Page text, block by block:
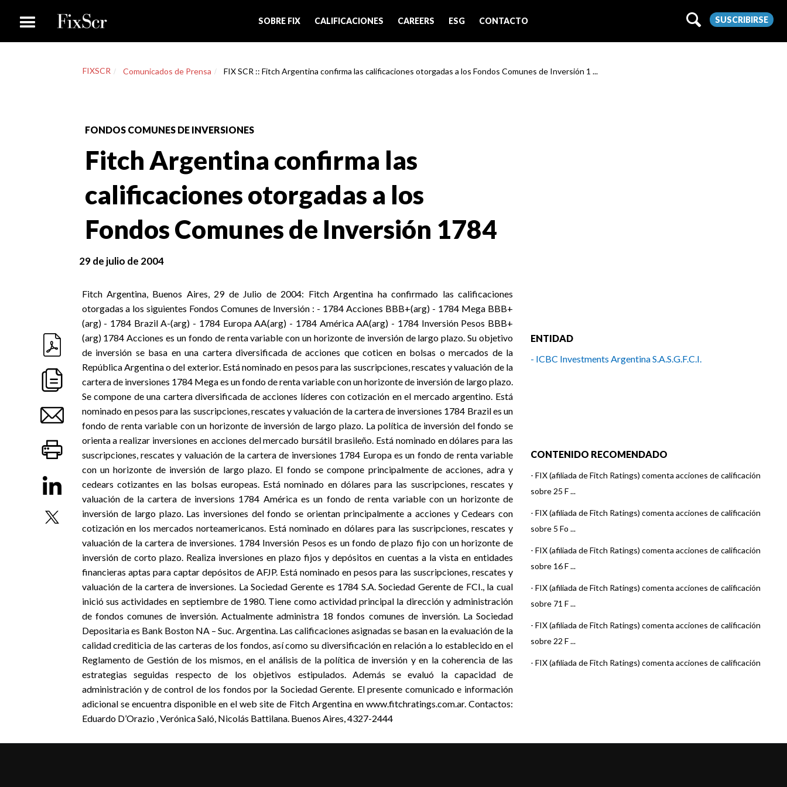
SOBRE FIX CALIFICACIONES CAREERS ESG CONTACTO SUSCRIBIRSE
FIXSCR Comunicados de Prensa FIX SCR :: Fitch Argentina confirma las calificaciones otorgadas a los Fondos Comunes de Inversión 1 ...
FONDOS COMUNES DE INVERSIONES
Fitch Argentina confirma las
calificaciones otorgadas a los
Fondos Comunes de Inversión 1784
29 de julio de 2004
Fitch Argentina, Buenos Aires, 29 de Julio de 2004: Fitch Argentina ha confirmado las calificaciones
otorgadas a los siguientes Fondos Comunes de Inversión : - 1784 Acciones BBB+(arg) - 1784 Mega BBB+
(arg) - 1784 Brazil A-(arg) - 1784 Europa AA(arg) - 1784 América AA(arg) - 1784 Inversión Pesos BBB+
(arg) 1784 Acciones es un fondo de renta variable con un horizonte de inversión de largo plazo. Su objetivo
de inversión se basa en una cartera diversificada de acciones que coticen en bolsas o mercados de la
República Argentina o del exterior. Está nominado en pesos para las suscripciones, rescates y valuación de la
cartera de inversiones 1784 Mega es un fondo de renta variable con un horizonte de inversión de largo plazo.
Se compone de una cartera diversificada de acciones líderes con cotización en el mercado argentino. Está
nominado en pesos para las suscripciones, rescates y valuación de la cartera de inversiones 1784 Brazil es un
fondo de renta variable con un horizonte de inversión de largo plazo. La política de inversión del fondo se
orienta a realizar inversiones en acciones del mercado bursátil brasileño. Está nominado en dólares para las
suscripciones, rescates y valuación de la cartera de inversiones 1784 Europa es un fondo de renta variable
con un horizonte de inversión de largo plazo. El fondo se compone principalmente de acciones, adra y
cedears cotizantes en las bolsas europeas. Está nominado en dólares para las suscripciones, rescates y
valuación de la cartera de inversions 1784 América es un fondo de renta variable con un horizonte de
inversión de largo plazo. Las inversiones del fondo se orientan principalmente a acciones y Cedears con
cotización en los mercados norteamericanos. Está nominado en dólares para las suscripciones, rescates y
valuación de la cartera de inversiones. 1784 Inversión Pesos es un fondo de plazo fijo con un horizonte de
inversión de corto plazo. Realiza inversiones en plazo fijos y depósitos en cuentas a la vista en entidades
financieras aptas para captar depósitos de AFJP. Está nominado en pesos para las suscripciones, rescates y
valuación de la cartera de inversiones. La Sociedad Gerente es 1784 S.A. Sociedad Gerente de FCI., la cual
inició sus actividades en septiembre de 1980. Tiene como actividad principal la dirección y administración
de fondos comunes de inversión. Actualmente administra 18 fondos comunes de inversión. La Sociedad
Depositaria es Bank Boston NA – Suc. Argentina. Las calificaciones asignadas se basan en la evaluación de la
calidad crediticia de las carteras de los fondos, así como su diversificación en relación a lo establecido en el
Reglamento de Gestión de los mismos, en el análisis de la política de inversión y en la coherencia de las
estrategias seguidas respecto de los objetivos estipulados. Además se evaluó la capacidad de
administración y de control de los fondos por la Sociedad Gerente. El presente comunicado e información
adicional se encuentra disponible en el web site de Fitch Argentina en www.fitchratings.com.ar. Contactos:
Eduardo D’Orazio , Verónica Saló, Nicolás Battilana. Buenos Aires, 4327-2444
ENTIDAD
- ICBC Investments Argentina S.A.S.G.F.C.I.
CONTENIDO RECOMENDADO
- FIX (afiliada de Fitch Ratings) comenta acciones de calificación
sobre 25 F ...
- FIX (afiliada de Fitch Ratings) comenta acciones de calificación
sobre 5 Fo ...
- FIX (afiliada de Fitch Ratings) comenta acciones de calificación
sobre 16 F ...
- FIX (afiliada de Fitch Ratings) comenta acciones de calificación
sobre 71 F ...
- FIX (afiliada de Fitch Ratings) comenta acciones de calificación
sobre 22 F ...
- FIX (afiliada de Fitch Ratings) comenta acciones de calificación